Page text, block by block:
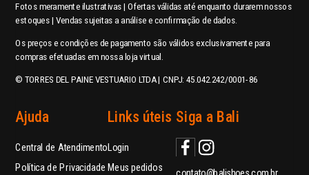
Fotos meramente ilustrativas | Ofertas válidas até enquanto durarem nossos
estoques | Vendas sujeitas a análise e confirmação de dados.
Os preços e condições de pagamento são válidos exclusivamente para
compras efetuadas em nossa loja virtual.
© TORRES DEL PAINE VESTUARIO LTDA | CNPJ: 45.042.242/0001-86
Ajuda
Central de Atendimento
Política de Privacidade
Links úteis
Login
Meus pedidos
Siga a Bali